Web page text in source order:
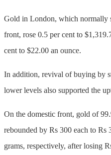
Gold in London, which normally
front, rose 0.5 per cent to
cent to $22.00 an ounce.
In addition, revival of buying by
lower levels also supported the
On the domestic front, gold of
rebounded by Rs 300 each to Rs
grams, respectively, after losing